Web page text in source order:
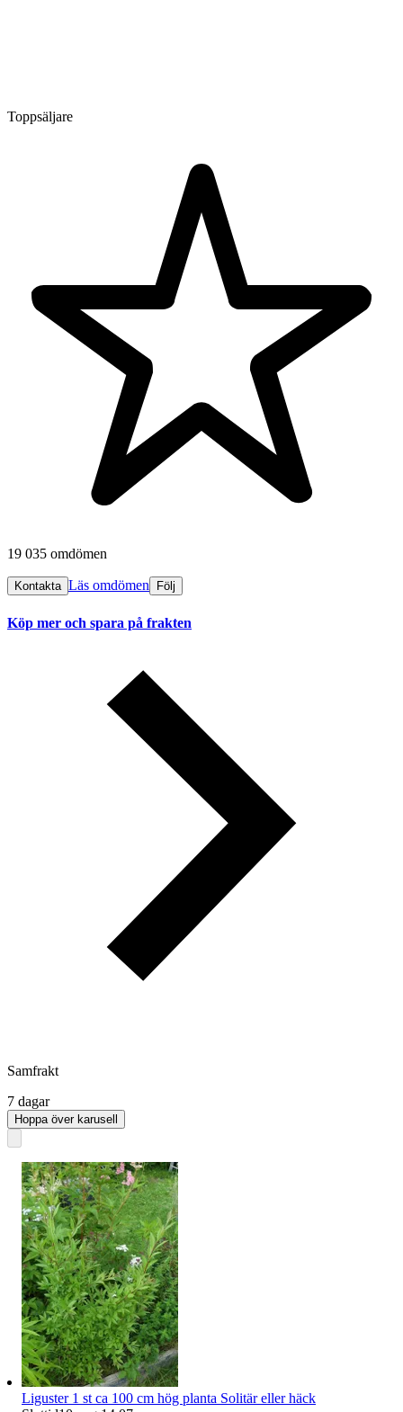
Toppsäljare
19 035 omdömen
Kontakta Läs omdömen Följ
Köp mer och spara på frakten
Samfrakt
7 dagar
Hoppa över karusell
Liguster 1 st ca 100 cm hög planta Solitär eller häck